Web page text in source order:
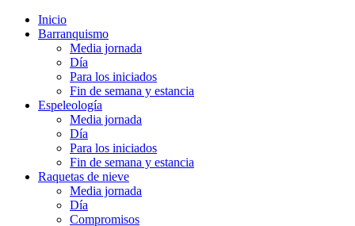
Inicio
Barranquismo
Media jornada
Día
Para los iniciados
Fin de semana y estancia
Espeleología
Media jornada
Día
Para los iniciados
Fin de semana y estancia
Raquetas de nieve
Media jornada
Día
Compromisos